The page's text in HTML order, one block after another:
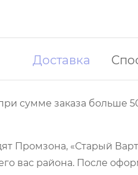
Доставка
сумме заказа больше
Промзона, «Старый
вас района. После